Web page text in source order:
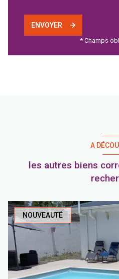
ENVOYER
* Champs
A
les autres biens
NOUVEAUTÉ